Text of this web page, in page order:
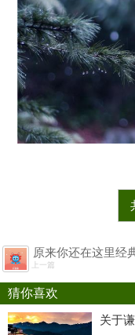
原来你还在这里经
上一篇
猜你喜欢
关于